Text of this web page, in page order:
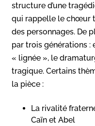
structure d’une
qui rappelle le chœur
des personnages. De
par trois générations :
« lignée », le
tragique. Certains
la pièce :
La rivalité
Caïn et Abel